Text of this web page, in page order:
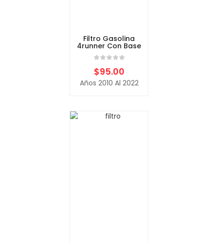
Filtro Gasolina
4runner Con Base
$95.00
Años 2010 Al 2022